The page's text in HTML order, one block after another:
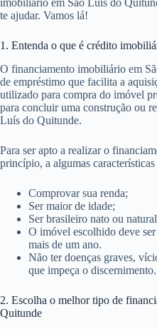
imobiliário em São Luís do
te ajudar. Vamos lá!
1. Entenda o que é crédito
O financiamento imobiliário em
de empréstimo que facilita a
utilizado para compra do imóvel
para concluir uma construção ou
Luís do Quitunde.
Para ser apto a realizar o
princípio, a algumas características
Comprovar sua renda;
Ser maior de idade;
Ser brasileiro nato ou
O imóvel escolhido deve
mais de um ano.
Não ter doenças graves,
que impeça o discernimento.
2. Escolha o melhor tipo de
Quitunde